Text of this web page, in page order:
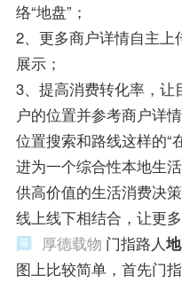
络“地盘”；
2、更多商户详情自主
展示；
3、提高消费转化率，
户的位置并参考商户详
位置搜索和路线这样的“
进为一个综合性本地生
供高价值的生活消费决
线上线下相结合，让更
厚德载物 门指路人
图上比较简单，首先门